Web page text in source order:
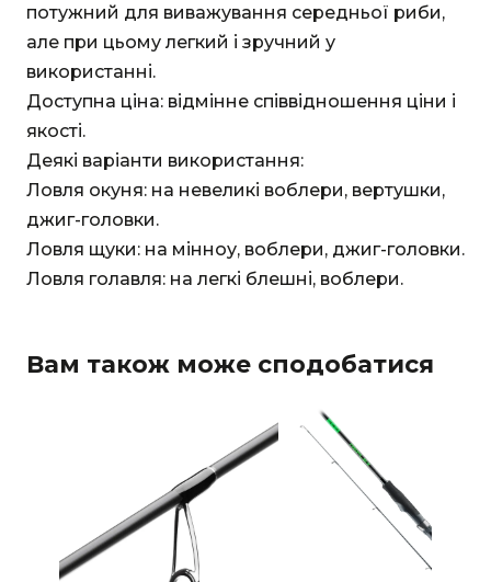
потужний для виважування середньої риби,
але при цьому легкий і зручний у
використанні.
Доступна ціна: відмінне співвідношення ціни і
якості.
Деякі варіанти використання:
Ловля окуня: на невеликі воблери, вертушки,
джиг-головки.
Ловля щуки: на мінноу, воблери, джиг-головки.
Ловля голавля: на легкі блешні, воблери.
Вам також може сподобатися